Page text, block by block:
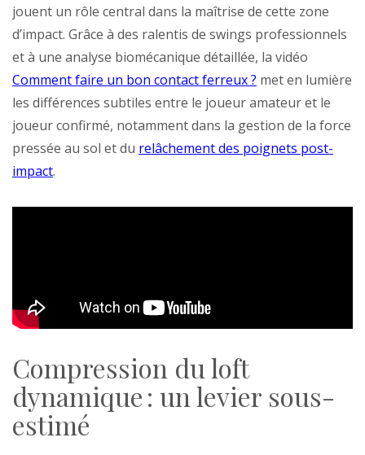
jouent un rôle central dans la maîtrise de cette zone
d’impact. Grâce à des ralentis de swings professionnels
et à une analyse biomécanique détaillée, la vidéo
Comment faire un bon contact ferreux ? met en lumière
les différences subtiles entre le joueur amateur et le
joueur confirmé, notamment dans la gestion de la force
pressée au sol et du relâchement des poignets post-
impact.
Compression du loft
dynamique : un levier sous-
estimé